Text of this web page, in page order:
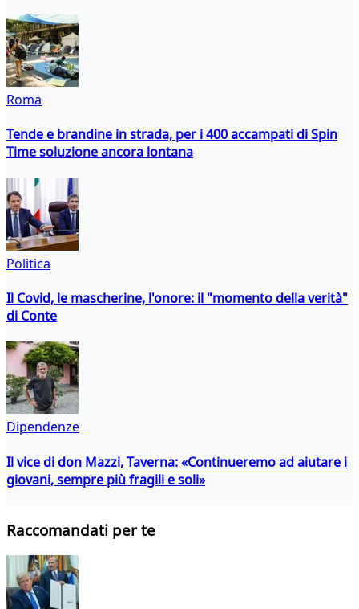
Roma
Tende e brandine in strada, per i 400 accampati di Spin
Time soluzione ancora lontana
Politica
Il Covid, le mascherine, l'onore: il "momento della verità"
di Conte
Dipendenze
Il vice di don Mazzi, Taverna: «Continueremo ad aiutare i
giovani, sempre più fragili e soli»
Raccomandati per te